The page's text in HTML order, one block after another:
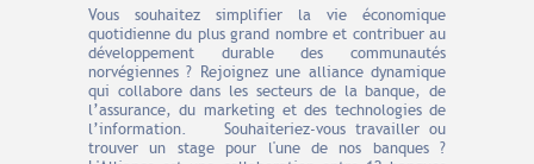
Vous souhaitez simplifier la vie économique
quotidienne du plus grand nombre et contribuer au
développement durable des communautés
norvégiennes ? Rejoignez une alliance dynamique
qui collabore dans les secteurs de la banque, de
l’assurance, du marketing et des technologies de
l’information. Souhaiteriez-vous travailler ou
trouver un stage pour l'une de nos banques ?